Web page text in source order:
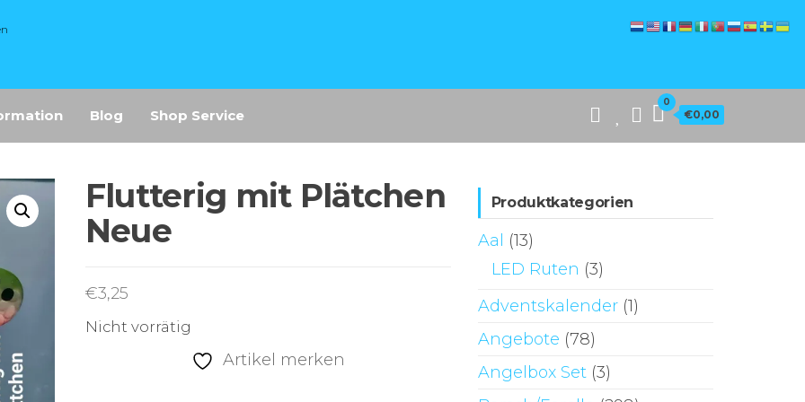
0
€0,00
Blog Shop Service
Flutterig mit Plätchen
Neue
€3,25
Nicht vorrätig
Artikel merken
Produktkategorien
Aal
(13)
LED Ruten (3)
Adventskalender (1)
Angebote (78)
Angelbox Set (3)